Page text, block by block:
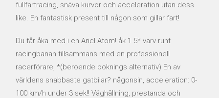
ATOM
NOMAD
fullfartracing, snäva kurvor och acceleration utan dess
like. En fantastisk present till någon som gillar fart!
Du får åka med i en Ariel Atom! åk 1-5* varv runt
racingbanan tillsammans med en professionell
racerförare, *(beroende boknings alternativ) En av
världens snabbaste gatbilar? någonsin, acceleration: 0-
100 km/h under 3 sek!! Väghållning, prestanda och